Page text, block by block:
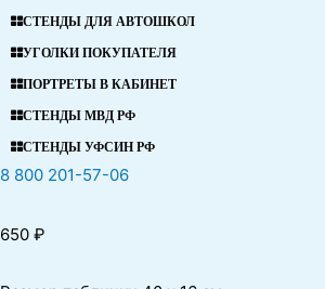
СТЕНДЫ ДЛЯ АВТОШКОЛ
УГОЛКИ ПОКУПАТЕЛЯ
ПОРТРЕТЫ В КАБИНЕТ
СТЕНДЫ МВД РФ
СТЕНДЫ УФСИН РФ
8 800 201-57-06
650 ₽